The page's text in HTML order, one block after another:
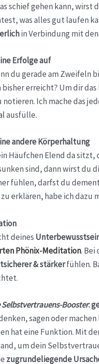
schief gehen kann, wirst
was alles gut laufen
in Verbindung mit
Erfolge auf
du gerade am Zweifeln
bisher erreicht? Um dir
notieren. Ich mache das
ausfülle.
andere Körperhaltung
Häufchen Elend da
sind, dann wirst du
fühlen, darfst du
erklären, habe ich dazu
deines
Phönix-Meditation. Bei
& stärkerfühlen.
Selbstvertrauens-Booster:
sagen oder machen
hat eine Funktion. Mit
um dein
zugrundeliegende